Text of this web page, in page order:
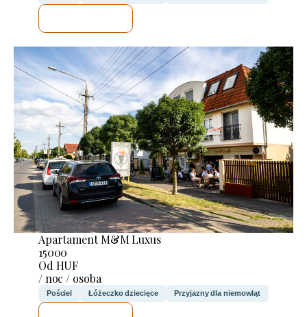
Apartament M&M Luxus
15000
Od HUF
/ noc / osoba
Pościel Łóżeczko dziecięce Przyjazny dla niemowląt